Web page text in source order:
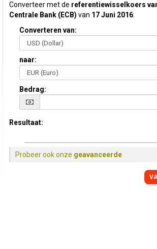
Converteer met de referentiewisselkoers
Centrale Bank (ECB) van 17 Juni 2016:
Converteren van:
naar:
Bedrag:
Resultaat:
Probeer ook onze geavanceerde